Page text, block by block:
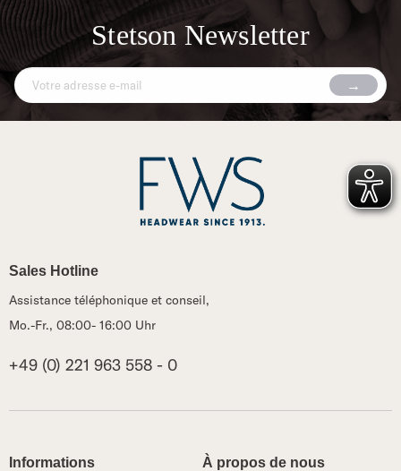
Stetson Newsletter
Informations À propos de nous
Sales Hotline
Assistance téléphonique et conseil,
Mo.-Fr., 08:00- 16:00 Uhr
+49 (0) 221 963 558 - 0